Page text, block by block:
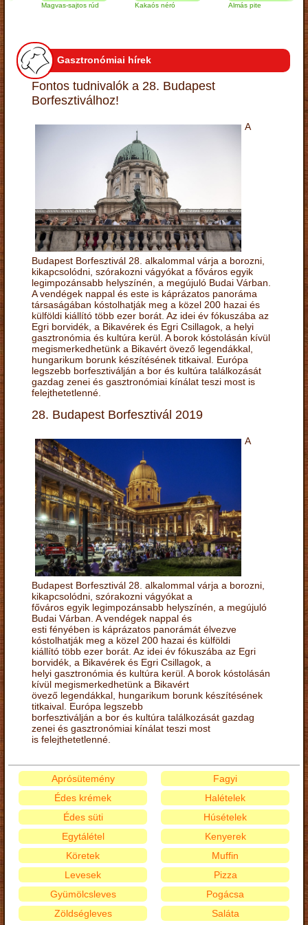
Magvas-sajtos rúd Kakaós néró Almás pite
Gasztronómiai hírek
Fontos tudnivalók a 28. Budapest
Borfesztiválhoz!
A
Budapest Borfesztivál 28. alkalommal várja a borozni,
kikapcsolódni, szórakozni vágyókat a főváros egyik
legimpozánsabb helyszínén, a megújuló Budai Várban.
A vendégek nappal és este is káprázatos panoráma
társaságában kóstolhatják meg a közel 200 hazai és
külföldi kiállító több ezer borát. Az idei év fókuszába az
Egri borvidék, a Bikavérek és Egri Csillagok, a helyi
gasztronómia és kultúra kerül. A borok kóstolásán kívül
megismerkedhetünk a Bikavért övező legendákkal,
hungarikum borunk készítésének titkaival. Európa
legszebb borfesztiválján a bor és kultúra találkozását
gazdag zenei és gasztronómiai kínálat teszi most is
felejthetetlenné.
28. Budapest Borfesztivál 2019
A
Budapest Borfesztivál 28. alkalommal várja a borozni,
kikapcsolódni, szórakozni vágyókat a
főváros egyik legimpozánsabb helyszínén, a megújuló
Budai Várban. A vendégek nappal és
esti fényében is káprázatos panorámát élvezve
kóstolhatják meg a közel 200 hazai és külföldi
kiállító több ezer borát. Az idei év fókuszába az Egri
borvidék, a Bikavérek és Egri Csillagok, a
helyi gasztronómia és kultúra kerül. A borok kóstolásán
kívül megismerkedhetünk a Bikavért
övező legendákkal, hungarikum borunk készítésének
titkaival. Európa legszebb
borfesztiválján a bor és kultúra találkozását gazdag
zenei és gasztronómiai kínálat teszi most
is felejthetetlenné.
Aprósütemény
Édes krémek
Édes süti
Egytálétel
Fagyi
Halételek
Húsételek
Kenyerek
Köretek
Levesek
Gyümölcsleves
Zöldségleves
Muffin
Pizza
Pogácsa
Saláta